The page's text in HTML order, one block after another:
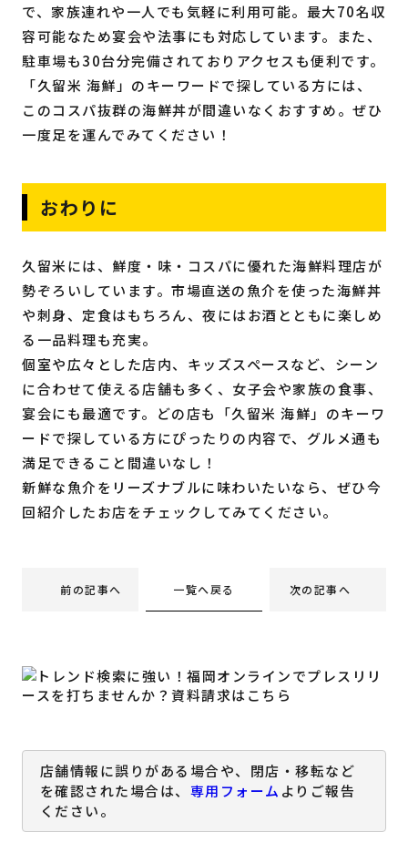
で、家族連れや一人でも気軽に利用可能。最大70名収
容可能なため宴会や法事にも対応しています。また、
駐車場も30台分完備されておりアクセスも便利です。
「久留米 海鮮」のキーワードで探している方には、
このコスパ抜群の海鮮丼が間違いなくおすすめ。ぜひ
一度足を運んでみてください！
おわりに
久留米には、鮮度・味・コスパに優れた海鮮料理店が
勢ぞろいしています。市場直送の魚介を使った海鮮丼
や刺身、定食はもちろん、夜にはお酒とともに楽しめ
る一品料理も充実。
個室や広々とした店内、キッズスペースなど、シーン
に合わせて使える店舗も多く、女子会や家族の食事、
宴会にも最適です。どの店も「久留米 海鮮」のキーワ
ードで探している方にぴったりの内容で、グルメ通も
満足できること間違いなし！
新鮮な魚介をリーズナブルに味わいたいなら、ぜひ今
回紹介したお店をチェックしてみてください。
前の記事へ 一覧へ戻る 次の記事へ
店舗情報に誤りがある場合や、閉店・移転など
を確認された場合は、 専用フォーム よりご報告
ください。